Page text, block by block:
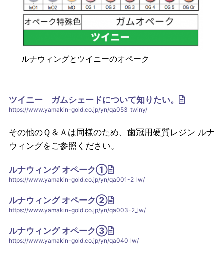
ルナウィングとツイニーのオペーク
ツイニー ガムシェードについて知りたい。
https://www.yamakin-gold.co.jp/yn/qa053_twiny/
その他のＱ＆Ａは同様のため、歯冠用硬質レジン ルナ
ウィングをご参照ください。
ルナウィング オペーク①
https://www.yamakin-gold.co.jp/yn/qa001-2_lw/
ルナウィング オペーク②
https://www.yamakin-gold.co.jp/yn/qa003-2_lw/
ルナウィング オペーク③
https://www.yamakin-gold.co.jp/yn/qa040_lw/